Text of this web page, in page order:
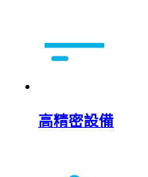
高精密設備